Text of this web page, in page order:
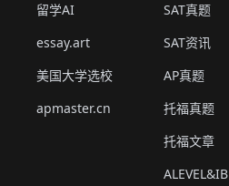
留学AI
essay.art
美国大学选校
apmaster.cn
SAT真题
SAT资讯
AP真题
托福真题
托福文章
ALEVEL&IB